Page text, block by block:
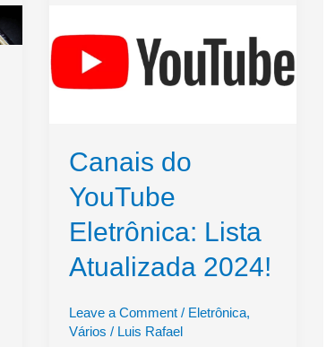
Canais do
YouTube
Eletrônica: Lista
Atualizada 2024!
Leave a Comment / Eletrônica,
Vários / Luis Rafael